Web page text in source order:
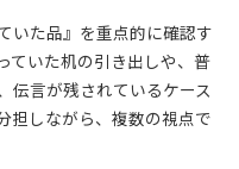
を守る理由とは
切にする心得
整理の注意点
理の進め方
添う進め方
いた品』を重点的に確認す
ていた机の引き出しや、普
伝言が残されているケース
担しながら、複数の視点で